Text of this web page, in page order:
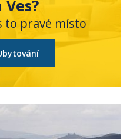
to pravé místo